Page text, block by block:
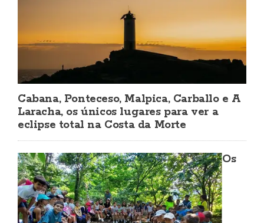
Cabana, Ponteceso, Malpica, Carballo e A
Laracha, os únicos lugares para ver a
eclipse total na Costa da Morte
Os